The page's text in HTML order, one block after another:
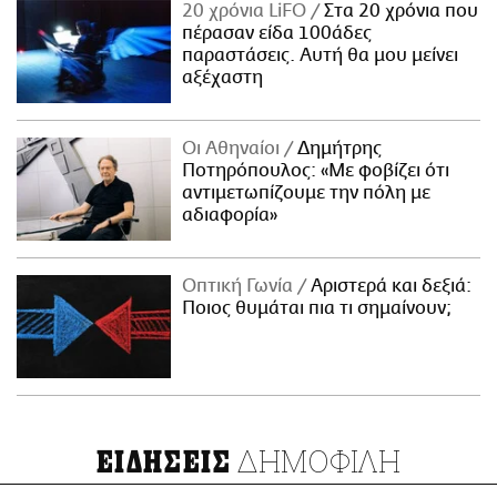
20 χρόνια LiFO
Στα 20 χρόνια που
πέρασαν είδα 100άδες
παραστάσεις. Αυτή θα μου μείνει
αξέχαστη
Οι Αθηναίοι
Δημήτρης
Ποτηρόπουλος: «Με φοβίζει ότι
αντιμετωπίζουμε την πόλη με
αδιαφορία»
Οπτική Γωνία
Αριστερά και δεξιά:
Ποιος θυμάται πια τι σημαίνουν;
ΕΙΔΗΣΕΙΣ ΔΗΜΟΦΙΛΗ